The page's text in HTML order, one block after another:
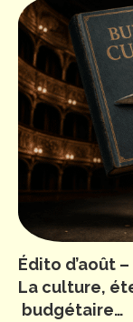
Édito d’août –
La culture,
budgétaire…